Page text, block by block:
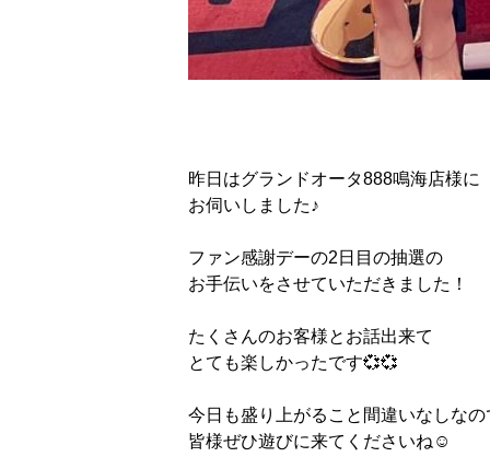
昨日はグランドオータ888鳴海店様に
お伺いしました♪
ファン感謝デーの2日目の抽選の
お手伝いをさせていただきました！
たくさんのお客様とお話出来て
とても楽しかったです💞💞
今日も盛り上がること間違いなしなの
皆様ぜひ遊びに来てくださいね☺️